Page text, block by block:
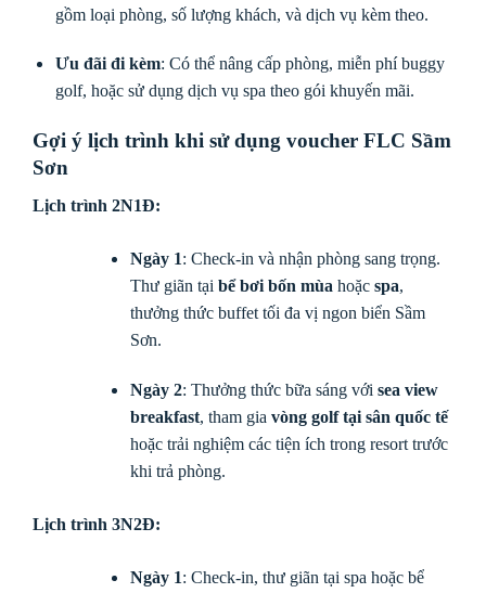
gồm loại phòng, số lượng khách, và dịch vụ kèm theo.
Ưu đãi đi kèm: Có thể nâng cấp phòng, miễn phí buggy
golf, hoặc sử dụng dịch vụ spa theo gói khuyến mãi.
Gợi ý lịch trình khi sử dụng voucher FLC Sầm
Sơn
Lịch trình 2N1Đ:
Ngày 1: Check-in và nhận phòng sang trọng.
Thư giãn tại bể bơi bốn mùa hoặc spa,
thưởng thức buffet tối đa vị ngon biển Sầm
Sơn.
Ngày 2: Thưởng thức bữa sáng với sea view
breakfast, tham gia vòng golf tại sân quốc tế
hoặc trải nghiệm các tiện ích trong resort trước
khi trả phòng.
Lịch trình 3N2Đ:
Ngày 1: Check-in, thư giãn tại spa hoặc bể